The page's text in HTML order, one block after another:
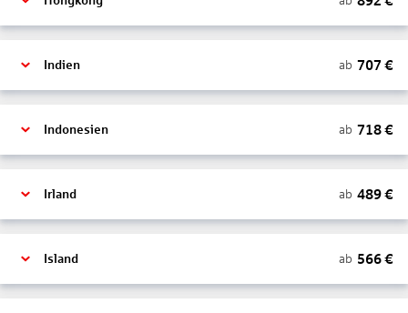
Indien ab 707 €
Indonesien ab 718€
Irland ab 489€
Island ab 566€